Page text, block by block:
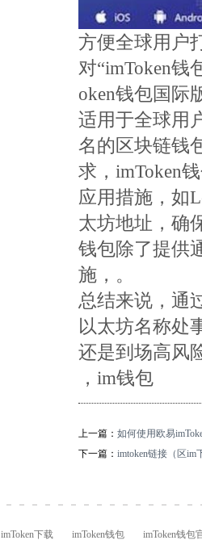
方便全球用户
对“imToken钱
oken钱包国际
适用于全球用
名的区块链钱
求，imToken
应用措施，如
太坊地址，确
钱包除了提供
施，。
总结来说，通
以太坊名称处
还是到场高风
，im钱包
上一篇： 如何使用欧易
下一篇： imtoken链接（区im
imToken下载 imToken钱包 imToken钱包